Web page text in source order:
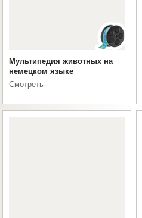
Мультипедия животных на
немецком языке
Смотреть